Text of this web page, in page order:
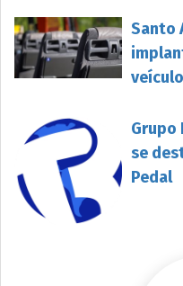
Santo
Grupo
se
Pedal